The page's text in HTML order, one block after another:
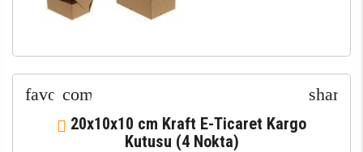
20x10x10 cm Kraft E-Ticaret Kargo
Kutusu (4 Nokta)